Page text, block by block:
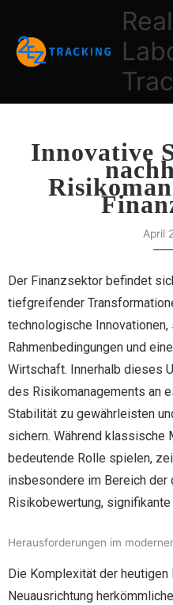
content
Innovative
April
Der Finanzsektor befindet
tiefgreifender
technologische
Rahmenbedingungen und
Wirtschaft. Innerhalb dieses
des Risikomanagements an
Stabilität zu gewährleisten
sichern. Während klassische
bedeutende Rolle spielen,
insbesondere im Bereich
Risikobewertung,
Herausforderungen im
Die Komplexität der
Neuausrichtung